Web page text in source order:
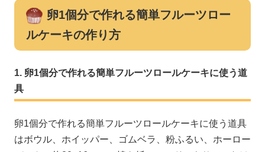
卵1個分で作れる簡単フルーツロー
ルケーキの作り方
卵1個分で作れる簡単フルーツロールケーキに使う道
具
卵1個分で作れる簡単フルーツロールケーキに使う道具
はボウル、ホイッパー、ゴムベラ、粉ふるい、ホーロー